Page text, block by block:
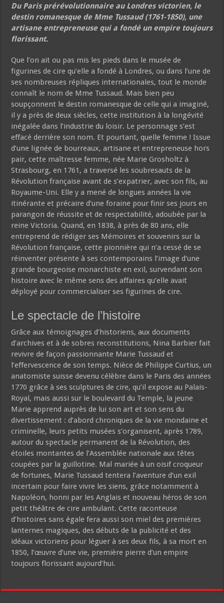
Du Paris prérévolutionnaire au Londres victorien, le
destin romanesque de Mme Tussaud (1761-1850), une
artisane entrepreneuse qui a fondé un empire toujours
florissant.
Que l’on ait ou pas mis les pieds dans le musée de
figurines de cire qu’elle a fondé à Londres, ou dans l’une de
ses nombreuses répliques internationales, tout le monde
connaît le nom de Mme Tussaud. Mais bien peu
soupçonnent le destin romanesque de celle qui a imaginé,
il y a près de deux siècles, cette institution à la longévité
inégalée dans l’industrie du loisir. Le personnage s’est
effacé derrière son nom. Et pourtant, quelle femme ! Issue
d’une lignée de bourreaux, artisane et entrepreneuse hors
pair, cette maîtresse femme, née Marie Grosholtz à
Strasbourg, en 1761, a traversé les soubresauts de la
Révolution française avant de s’expatrier, avec son fils, au
Royaume-Uni. Elle y a mené de longues années la vie
itinérante et précaire d’une foraine pour finir ses jours en
parangon de réussite et de respectabilité, adoubée par la
reine Victoria. Quand, en 1838, à près de 80 ans, elle
entreprend de rédiger ses Mémoires et souvenirs sur la
Révolution française, cette pionnière qui n’a cessé de se
réinventer présente à ses contemporains l’image d’une
grande bourgeoise monarchiste en exil, survendant son
histoire avec le même sens des affaires qu’elle avait
déployé pour commercialiser ses figurines de cire.
Le spectacle de l’histoire
Grâce aux témoignages d’historiens, aux documents
d’archives et à de sobres reconstitutions, Nina Barbier fait
revivre de façon passionnante Marie Tussaud et
l’effervescence de son temps. Nièce de Philippe Curtius, un
anatomiste suisse devenu célèbre dans le Paris des années
1770 grâce à ses sculptures de cire, qu’il expose au Palais-
Royal, mais aussi sur le boulevard du Temple, la jeune
Marie apprend auprès de lui son art et son sens du
divertissement : d’abord chroniques de la vie mondaine et
criminelle, leurs petits musées s’organisent, après 1789,
autour du spectacle permanent de la Révolution, des
étoiles montantes de l’Assemblée nationale aux têtes
coupées par la guillotine. Mal mariée à un oisif croqueur
de fortunes, Marie Tussaud tentera l’aventure d’un exil
incertain pour faire vivre les siens, grâce notamment à
Napoléon, honni par les Anglais et nouveau héros de son
petit théâtre de cire ambulant. Cette raconteuse
d’histoires sans égale fera aussi son miel des premières
lanternes magiques, des débuts de la publicité et des
idéaux victoriens pour léguer à ses deux fils, à sa mort en
1850, l’œuvre d’une vie, première pierre d’un empire
toujours florissant aujourd’hui.